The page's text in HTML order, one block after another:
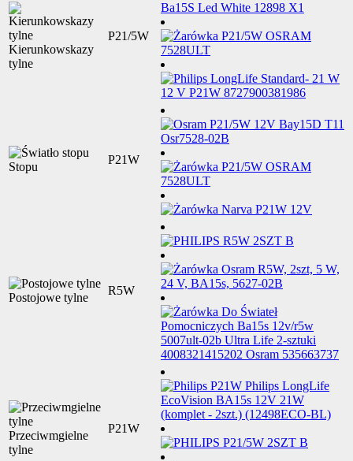
Kierunkowskazy
tylne
P21/5W
Stopu
P21W
Postojowe tylne
R5W
Przeciwmgielne
tylne
P21W